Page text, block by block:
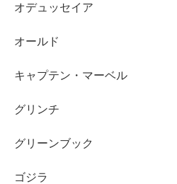
オデュッセイア
オールド
キャプテン・マーベル
グリンチ
グリーンブック
ゴジラ